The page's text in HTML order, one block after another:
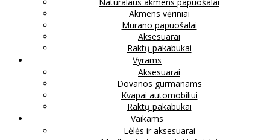
Akmens vėriniai
Murano papuošalai
Aksesuarai
Raktų pakabukai
Vyrams
Aksesuarai
Dovanos gurmanams
Kvapai automobiliui
Raktų pakabukai
Vaikams
Lėlės ir aksesuarai